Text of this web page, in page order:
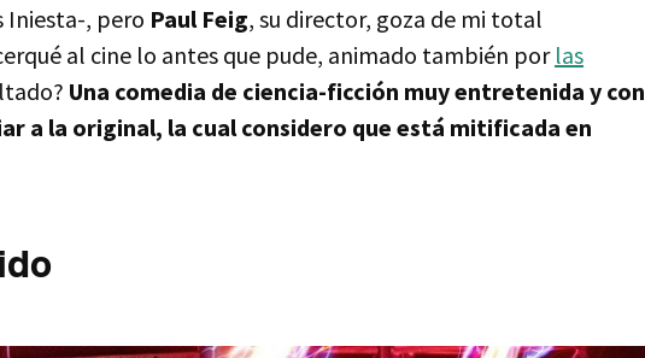
Iniesta-, pero Paul Feig, su director, goza de mi total
al cine lo antes que pude, animado también por las
Una comedia de ciencia-ficción muy entretenida y con
a la original, la cual considero que está mitificada en